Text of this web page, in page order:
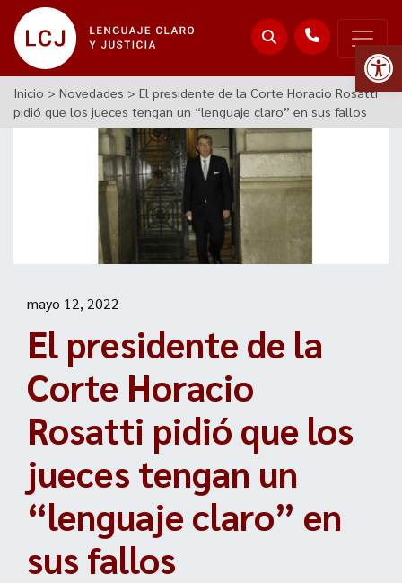
Inicio > Novedades > El presidente de la Corte Horacio Rosatti
pidió que los jueces tengan un “lenguaje claro” en sus fallos
mayo 12, 2022
El presidente de la
Corte Horacio
Rosatti pidió que los
jueces tengan un
“lenguaje claro” en
sus fallos